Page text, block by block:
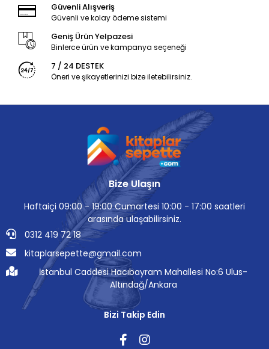
Güvenli Alışveriş
Güvenli ve kolay ödeme sistemi
Geniş Ürün Yelpazesi
Binlerce ürün ve kampanya seçeneği
7 / 24 DESTEK
Öneri ve şikayetlerinizi bize iletebilirsiniz.
Bize Ulaşın
Haftaiçi 09:00 - 19:00 Cumartesi 10:00 - 17:00 saatleri
arasında ulaşabilirsiniz.
0312 419 72 18
kitaplarsepette@gmail.com
İstanbul Caddesi Hacıbayram Mahallesi No:6 Ulus-
Altındağ/Ankara
Bizi Takip Edin